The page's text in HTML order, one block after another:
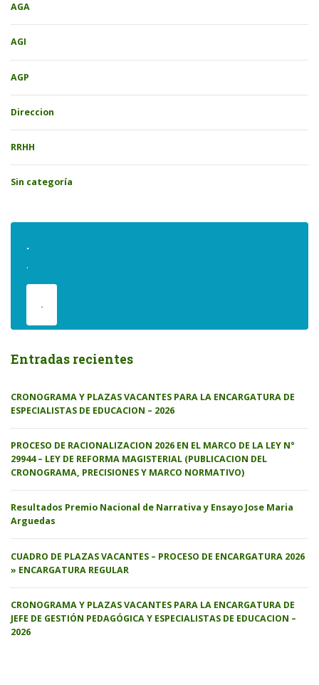
AGA
AGI
AGP
Direccion
RRHH
Sin categoría
.
.
.
Entradas recientes
CRONOGRAMA Y PLAZAS VACANTES PARA LA ENCARGATURA DE
ESPECIALISTAS DE EDUCACION – 2026
PROCESO DE RACIONALIZACION 2026 EN EL MARCO DE LA LEY N°
29944 – LEY DE REFORMA MAGISTERIAL (PUBLICACION DEL
CRONOGRAMA, PRECISIONES Y MARCO NORMATIVO)
Resultados Premio Nacional de Narrativa y Ensayo Jose Maria
Arguedas
CUADRO DE PLAZAS VACANTES – PROCESO DE ENCARGATURA 2026
» ENCARGATURA REGULAR
CRONOGRAMA Y PLAZAS VACANTES PARA LA ENCARGATURA DE
JEFE DE GESTIÓN PEDAGÓGICA Y ESPECIALISTAS DE EDUCACION –
2026